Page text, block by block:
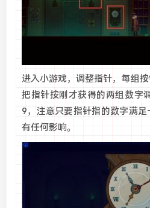
进入小游戏，调整指针，每组按
把指针按刚才获得的两组数字
9，注意只要指针指的数字满
有任何影响。